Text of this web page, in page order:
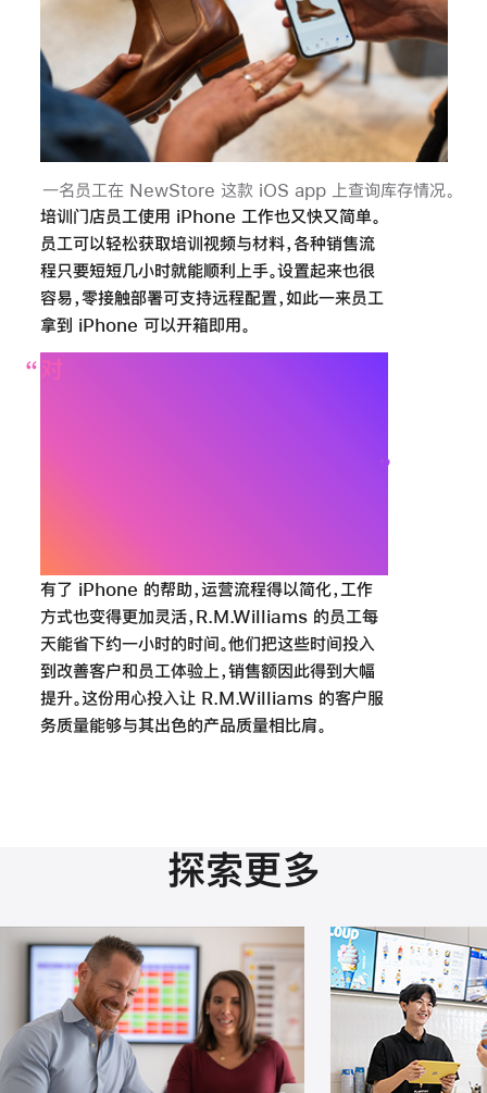
一名员工在 NewStore 这款 iOS app 上查询库存情况。
培训门店员工使用 iPhone 工作也又快又简单。
员工可以轻松获取培训视频与材料，各种销售流
程只要短短几小时就能顺利上手。设置起来也很
容易，零接触部署可支持远程配置，如此一来员工
拿到 iPhone 可以开箱即用。
对
有了 iPhone 的帮助，运营流程得以简化，工作
方式也变得更加灵活，R.M.Williams 的员工每
天能省下约一小时的时间。他们把这些时间投入
到改善客户和员工体验上，销售额因此得到大幅
提升。这份用心投入让 R.M.Williams 的客户服
务质量能够与其出色的产品质量相 比肩。
探索更多